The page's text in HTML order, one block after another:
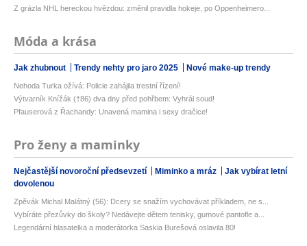
Z grázla NHL hereckou hvězdou: změnil pravidla hokeje, po Oppenheimero...
Móda a krása
Jak zhubnout Trendy nehty pro jaro 2025 Nové make-up trendy
Nehoda Turka ožívá: Policie zahájila trestní řízení!
Výtvarník Knížák (†86) dva dny před pohřbem: Vyhrál soud!
Pfauserová z Řachandy: Unavená mamina i sexy dračice!
Pro ženy a maminky
Nejčastější novoroční předsevzetí Miminko a mráz
Jak vybírat letní
dovolenou
Zpěvák Michal Malátný (56): Dcery se snažím vychovávat příkladem, ne s...
Vybíráte přezůvky do školy? Nedávejte dětem tenisky, gumové pantofle a...
Legendární hlasatelka a moderátorka Saskia Burešová oslavila 80!